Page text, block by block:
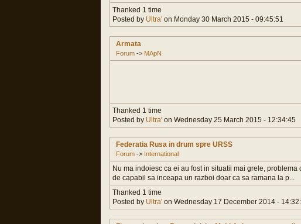
Thanked 1 time
Posted by Ultra' on Monday 30 March 2015 - 09:45:51
Armata
Forum -> MApN
Thanked 1 time
Posted by Ultra' on Wednesday 25 March 2015 - 12:34:45
Federatia Rusa in drum spre URSS
Forum -> International
Nu ma indoiesc ca ei au fost in situatii mai grele,
de capabil sa inceapa un razboi doar ca sa ramana la p...
Thanked 1 time
Posted by Ultra' on Wednesday 17 December 2014 -